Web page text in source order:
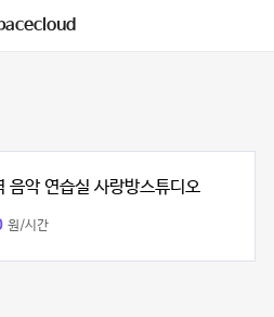
음악 연습실 사랑방스튜디오
원/시간